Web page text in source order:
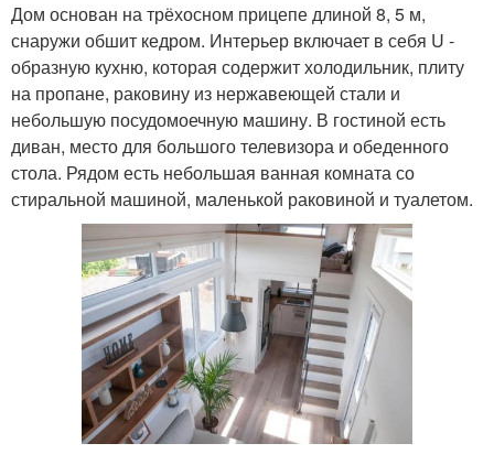
Дом основан на трёхосном прицепе длиной 8, 5 м,
снаружи обшит кедром. Интерьер включает в себя U -
образную кухню, которая содержит холодильник, плиту
на пропане, раковину из нержавеющей стали и
небольшую посудомоечную машину. В гостиной есть
диван, место для большого телевизора и обеденного
стола. Рядом есть небольшая ванная комната со
стиральной машиной, маленькой раковиной и туалетом.